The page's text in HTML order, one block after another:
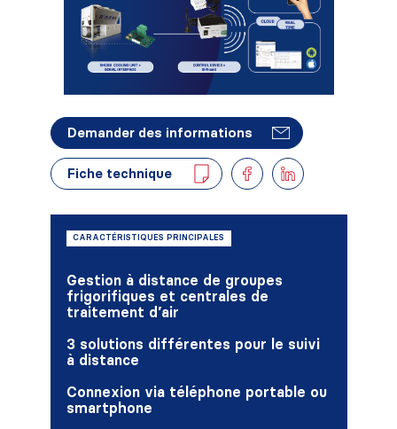
Demander des informations
Fiche technique
CARACTÉRISTIQUES PRINCIPALES
Gestion à distance de groupes
frigorifiques et centrales de
traitement d’air
3 solutions différentes pour le suivi
à distance
Connexion via téléphone portable ou
smartphone